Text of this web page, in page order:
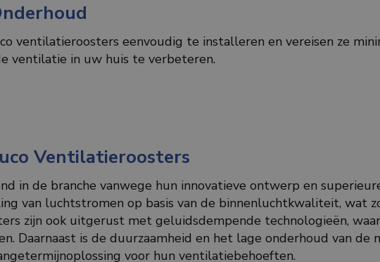
ventilatieroosters eenvoudig te installeren en vereisen ze
ventilatie in uw huis te verbeteren.
Ventilatieroosters
in de branche vanwege hun innovatieve ontwerp en
van luchtstromen op basis van de binnenluchtkwaliteit, wat
zijn ook uitgerust met geluidsdempende technologieën,
Daarnaast is de duurzaamheid en het lage onderhoud van
voor hun ventilatiebehoeften.